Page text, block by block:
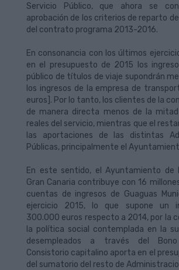
Servicio Público, que ahora se
aprobación de los criterios de reparto
del contrato programa 2013-2016.
En consonancia con los últimos
en el presupuesto de 2015 los
público de títulos de viaje supondrán
los ingresos de la empresa de
euros]. Por lo tanto, los clientes de la
de manera directa menos de la
reales del servicio, mientras que el
las aportaciones de las distintas
Públicas, principalmente el
En este sentido, el Ayuntamiento de
Gran Canaria contribuye con 16
cuentas de ingresos de Guaguas
ejercicio 2015, lo que supone un
300.000 euros respecto a 2014, por la
la política social contemplada en la
desempleados a través del Bono
Consistorio capitalino aporta en el
del sumatorio del resto de